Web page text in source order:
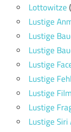
Lottowitze
Lustige
Lustige
Lustige
Lustige
Lustige
Lustige
Lustige
Lustige